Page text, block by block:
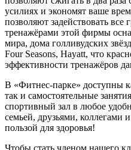
усилиях и экономят ваше
позволяют задействовать
тренажёрами этой фирмы
мира, дома голливудских
Four Seasons, Hayatt, что
эффективности тренажёров
В «Фитнес-парке» доступны
так и самостоятельные
спортивный зал в любое
семьей, друзьями, коллегами
пользой для здоровья!
Чтобы стать членом нашего